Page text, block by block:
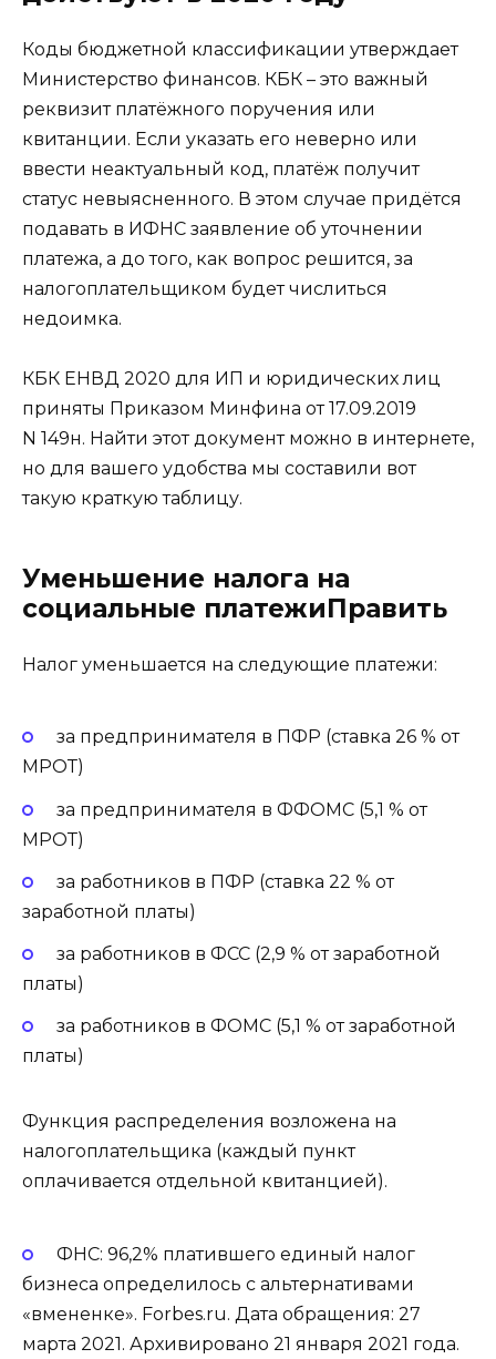
Коды бюджетной классификации утверждает
Министерство финансов. КБК – это важный
реквизит платёжного поручения или
квитанции. Если указать его неверно или
ввести неактуальный код, платёж получит
статус невыясненного. В этом случае придётся
подавать в ИФНС заявление об уточнении
платежа, а до того, как вопрос решится, за
налогоплательщиком будет числиться
недоимка.
КБК ЕНВД 2020 для ИП и юридических лиц
приняты Приказом Минфина от 17.09.2019
N 149н. Найти этот документ можно в интернете,
но для вашего удобства мы составили вот
такую краткую таблицу.
Уменьшение налога на
социальные платежиПравить
Налог уменьшается на следующие платежи:
за предпринимателя в ПФР (ставка 26 % от
МРОТ)
за предпринимателя в ФФОМС (5,1 % от
МРОТ)
за работников в ПФР (ставка 22 % от
заработной платы)
за работников в ФСС (2,9 % от заработной
платы)
за работников в ФОМС (5,1 % от заработной
платы)
Функция распределения возложена на
налогоплательщика (каждый пункт
оплачивается отдельной квитанцией).
ФНС: 96,2% платившего единый налог
бизнеса определилось с альтернативами
«вмененке». Forbes.ru. Дата обращения: 27
марта 2021. Архивировано 21 января 2021 года.